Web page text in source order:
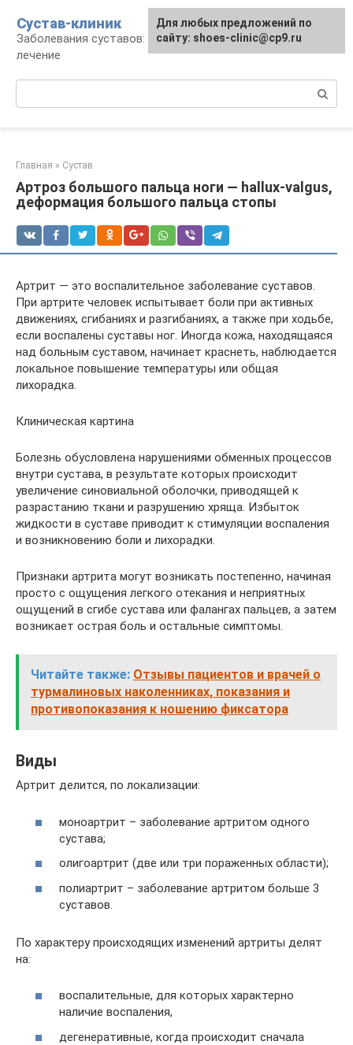
контенту
Сустав-клиник
Заболевания суставов: профилактика и
лечение
Главная » Сустав
Артроз большого пальца ноги — hallux-valgus,
деформация большого пальца стопы
Артрит — это воспалительное заболевание суставов.
При артрите человек испытывает боли при активных
движениях, сгибаниях и разгибаниях, а также при ходьбе,
если воспалены суставы ног. Иногда кожа, находящаяся
над больным суставом, начинает краснеть, наблюдается
локальное повышение температуры или общая
лихорадка.
Клиническая картина
Болезнь обусловлена нарушениями обменных процессов
внутри сустава, в результате которых происходит
увеличение синовиальной оболочки, приводящей к
разрастанию ткани и разрушению хряща. Избыток
жидкости в суставе приводит к стимуляции воспаления
и возникновению боли и лихорадки.
Признаки артрита могут возникать постепенно, начиная
просто с ощущения легкого отекания и неприятных
ощущений в сгибе сустава или фалангах пальцев, а затем
возникает острая боль и остальные симптомы.
Читайте также: Отзывы пациентов и врачей о
турмалиновых наколенниках, показания и
противопоказания к ношению фиксатора
Виды
Артрит делится, по локализации:
моноартрит – заболевание артритом одного
сустава;
олигоартрит (две или три пораженных области);
полиартрит – заболевание артритом больше 3
суставов.
По характеру происходящих изменений артриты делят
на:
воспалительные, для которых характерно
наличие воспаления,
дегенеративные, когда происходит сначала
Для любых предложений по
сайту: shoes-clinic@cp9.ru